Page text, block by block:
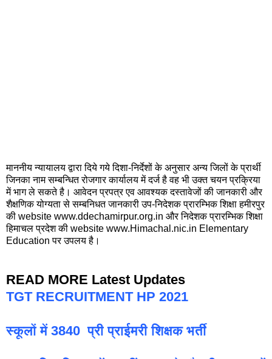
माननीय न्यायालय द्वारा दिये गये दिशा-निर्देशों के अनुसार अन्य जिलों के प्रार्थी
जिनका नाम सम्बन्धित रोजगार कार्यालय में दर्ज है वह भी उक्त चयन प्रक्रिया
में भाग ले सकते है। आवेदन प्रपत्र एव आवश्यक दस्तावेजों की जानकारी और
शैक्षणिक योग्यता से सम्बनिधत जानकारी उप-निदेशक प्रारम्भिक शिक्षा हमीरपुर
की website www.ddechamirpur.org.in और निदेशक प्रारम्भिक शिक्षा
हिमाचल प्रदेश की website www.Himachal.nic.in Elementary
Education पर उपलय है।
READ MORE Latest Updates
TGT RECRUITMENT HP 2021
स्कूलों में 3840 प्री प्राईमरी शिक्षक भर्ती